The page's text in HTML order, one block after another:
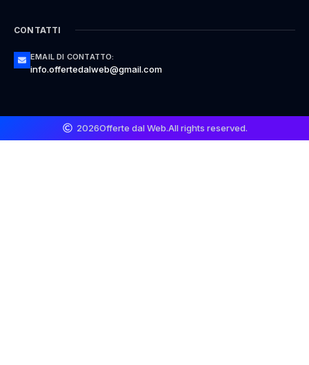
CONTATTI
EMAIL DI CONTATTO:
info.offertedalweb@gmail.com
2026Offerte dal Web.All rights reserved.